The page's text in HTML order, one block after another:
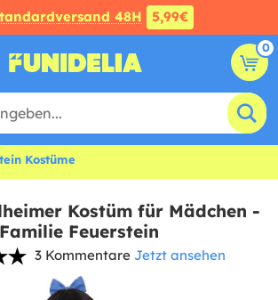
48H 5,99€
0
Kostüme
Kostüm für Mädchen -
Familie Feuerstein
3 Kommentare Jetzt ansehen